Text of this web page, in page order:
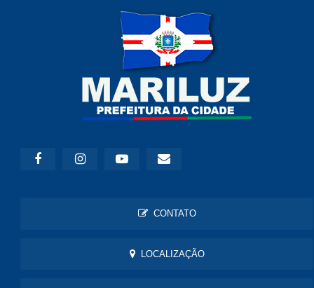
CONTATO
LOCALIZAÇÃO